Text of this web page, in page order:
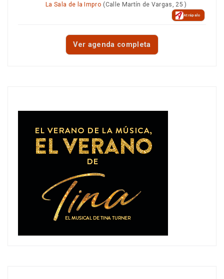
La Sala de la Impro (Calle Martín de Vargas, 25 )
Atrápalo
Ver agenda completa